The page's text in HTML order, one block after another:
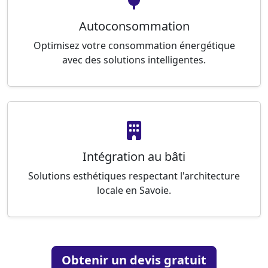
Autoconsommation
Optimisez votre consommation énergétique
avec des solutions intelligentes.
Intégration au bâti
Solutions esthétiques respectant l'architecture
locale en Savoie.
Obtenir un devis gratuit